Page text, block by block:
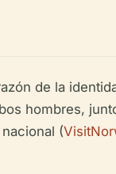
de la
hombres,
(